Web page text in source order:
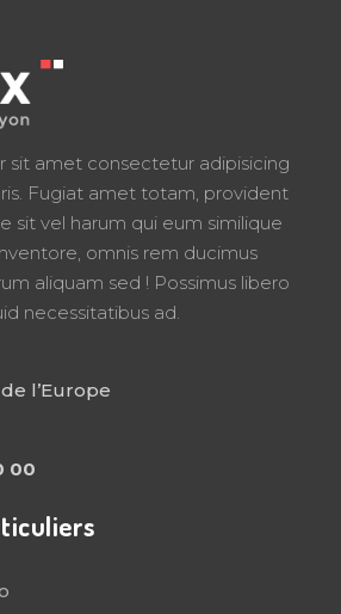
sit amet consectetur adipisicing
Fugiat amet totam, provident
sit vel harum qui eum similique
omnis rem ducimus
aliquam sed ! Possimus libero
necessitatibus ad.
l’Europe
00